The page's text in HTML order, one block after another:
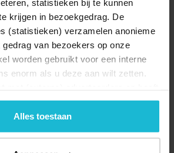
statistieken bij te kunnen
krijgen in bezoekgedrag. De
(statistieken) verzamelen anonieme
van bezoekers op onze
worden gebruikt voor een interne
enorm als u deze aan wilt zetten.
doelstelling. U kunt deze cookies via
beheren of weigeren.
Alles toestaan